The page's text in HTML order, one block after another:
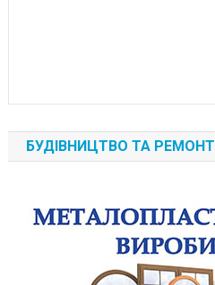
БУДІВНИЦТВО ТА РЕМОНТ